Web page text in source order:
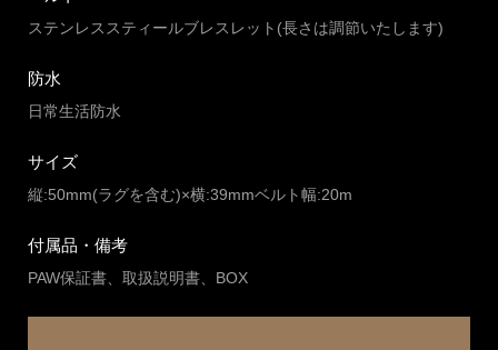
ステンレススティールブレスレット(長さは調節いたします)
防水
日常生活防水
サイズ
縦:50mm(ラグを含む)×横:39mmベルト幅:20m
付属品・備考
PAW保証書、取扱説明書、BOX